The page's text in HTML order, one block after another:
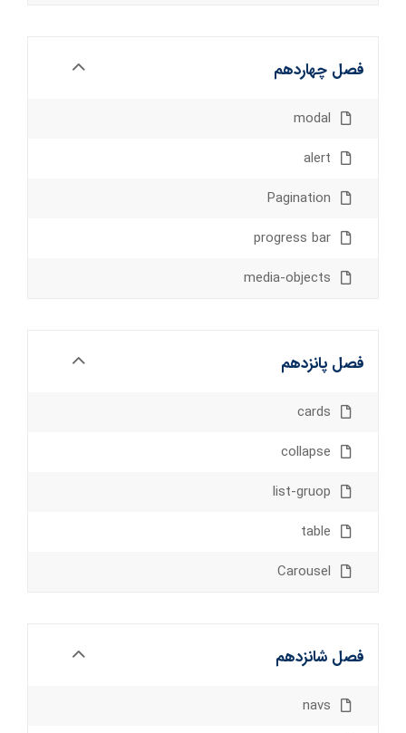
فصل چهاردهم
modal
alert
Pagination
progress bar
media-objects
فصل پانزدهم
cards
collapse
list-gruop
table
Carousel
فصل شانزدهم
navs